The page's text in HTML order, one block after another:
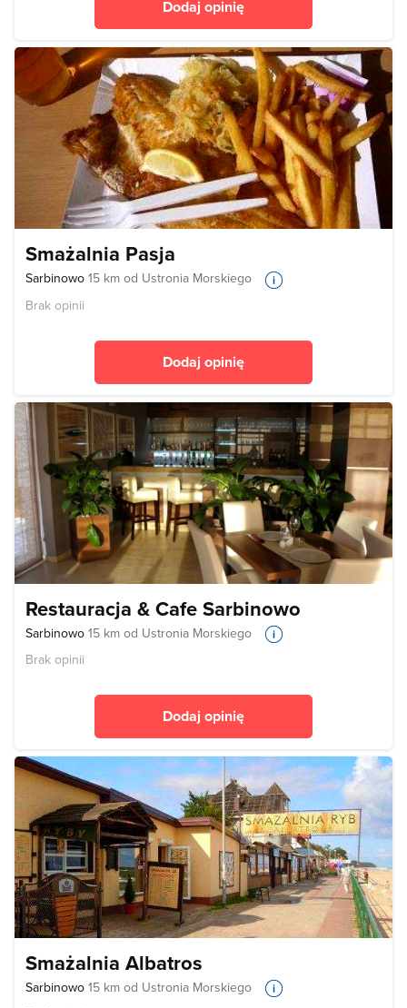
Dodaj opinię
Smażalnia Pasja
Sarbinowo 15 km od Ustronia Morskiego
Brak opinii
Dodaj opinię
Restauracja & Cafe Sarbinowo
Sarbinowo 15 km od Ustronia Morskiego
Brak opinii
Dodaj opinię
Smażalnia Albatros
Sarbinowo 15 km od Ustronia Morskiego